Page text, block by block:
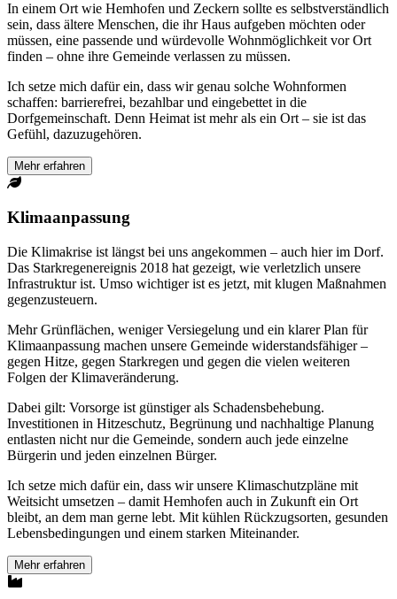
In einem Ort wie Hemhofen und Zeckern sollte es selbstverständlich
sein, dass ältere Menschen, die ihr Haus aufgeben möchten oder
müssen, eine passende und würdevolle Wohnmöglichkeit vor Ort
finden – ohne ihre Gemeinde verlassen zu müssen.
Ich setze mich dafür ein, dass wir genau solche Wohnformen
schaffen: barrierefrei, bezahlbar und eingebettet in die
Dorfgemeinschaft. Denn Heimat ist mehr als ein Ort – sie ist das
Gefühl, dazuzugehören.
Mehr erfahren
Klimaanpassung
Die Klimakrise ist längst bei uns angekommen – auch hier im Dorf.
Das Starkregenereignis 2018 hat gezeigt, wie verletzlich unsere
Infrastruktur ist. Umso wichtiger ist es jetzt, mit klugen Maßnahmen
gegenzusteuern.
Mehr Grünflächen, weniger Versiegelung und ein klarer Plan für
Klimaanpassung machen unsere Gemeinde widerstandsfähiger –
gegen Hitze, gegen Starkregen und gegen die vielen weiteren
Folgen der Klimaveränderung.
Dabei gilt: Vorsorge ist günstiger als Schadensbehebung.
Investitionen in Hitzeschutz, Begrünung und nachhaltige Planung
entlasten nicht nur die Gemeinde, sondern auch jede einzelne
Bürgerin und jeden einzelnen Bürger.
Ich setze mich dafür ein, dass wir unsere Klimaschutzpläne mit
Weitsicht umsetzen – damit Hemhofen auch in Zukunft ein Ort
bleibt, an dem man gerne lebt. Mit kühlen Rückzugsorten, gesunden
Lebensbedingungen und einem starken Miteinander.
Mehr erfahren